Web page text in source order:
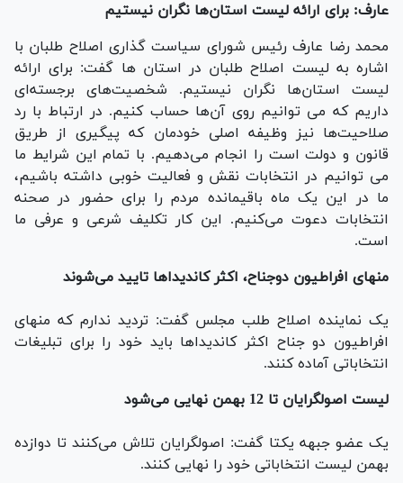
عارف: برای ارائه لیست استان‌ها نگران نیستیم
محمد رضا عارف رئیس شورای سیاست گذاری اصلاح طلبان با
اشاره به لیست اصلاح طلبان در استان ها گفت: برای ارائه
لیست استان‌ها نگران نیستیم. شخصیت‌های برجسته‌ای
داریم که می توانیم روی آن‌ها حساب کنیم. در ارتباط با رد
صلاحیت‌ها نیز وظیفه اصلی خودمان که پیگیری از طریق
قانون و دولت است را انجام می‌دهیم. با تمام این شرایط ما
می توانیم در انتخابات نقش و فعالیت خوبی داشته باشیم،
ما در این یک ماه باقیمانده مردم را برای حضور در صحنه
انتخابات دعوت می‌کنیم. این کار تکلیف شرعی و عرفی ما
است.
منهای افراطیون دوجناح، اکثر کاندیداها تایید می‌شوند
یک نماینده اصلاح طلب مجلس گفت: تردید ندارم که منهای
افراطیون دو جناح اکثر کاندیداها باید خود را برای تبلیغات
انتخاباتی آماده کنند.
لیست اصولگرایان تا 12 بهمن نهایی می‌شود
یک عضو جبهه یکتا گفت:‌ اصولگرایان تلاش می‌کنند تا دوازده
بهمن لیست انتخاباتی خود را نهایی کنند.